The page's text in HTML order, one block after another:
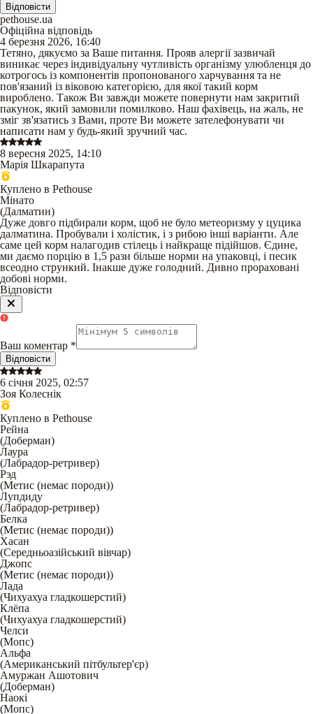
Відповісти
pethouse.ua
Офіційна відповідь
4 березня 2026, 16:40
Тетяно, дякуємо за Ваше питання. Прояв алергії зазвичай
виникає через індивідуальну чутливість організму улюбленця до
котрогось із компонентів пропонованого харчування та не
пов'язаний із віковою категорією, для якої такий корм
вироблено. Також Ви завжди можете повернути нам закритий
пакунок, який замовили помилково. Наш фахівець, на жаль, не
зміг зв'язатись з Вами, проте Ви можете зателефонувати чи
написати нам у будь-який зручний час.
8 вересня 2025, 14:10
Марія Шкарапута
Куплено в Pethouse
Мінато
(Далматин)
Дуже довго підбирали корм, щоб не було метеоризму у цуцика
далматина. Пробували і холістик, і з рибою інші варіанти. Але
саме цей корм налагодив стілець і найкраще підійшов. Єдине,
ми даємо порцію в 1,5 рази більше норми на упаковці, і песик
всеодно стрункий. Інакше дуже голодний. Дивно прораховані
добові норми.
Відповісти
Ваш коментар *
Відповісти
6 січня 2025, 02:57
Зоя Колеснік
Куплено в Pethouse
Рейна
(Доберман)
Лаура
(Лабрадор-ретривер)
Рэд
(Метис (немає породи))
Лупдиду
(Лабрадор-ретривер)
Белка
(Метис (немає породи))
Хасан
(Середньоазійський вівчар)
Джопс
(Метис (немає породи))
Лада
(Чихуахуа гладкошерстий)
Клёпа
(Чихуахуа гладкошерстий)
Челси
(Мопс)
Альфа
(Американський пітбультер'єр)
Амуржан Ашотович
(Доберман)
Наокі
(Мопс)